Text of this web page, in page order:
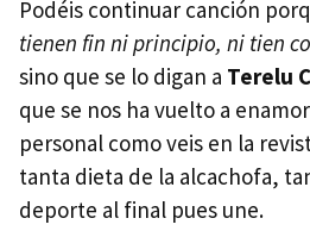
Podéis continuar canción
tienen fin ni principio, ni tien
sino que se lo digan a Terelu
que se nos ha vuelto a
personal como veis en la
tanta dieta de la alcachofa,
deporte al final pues une.